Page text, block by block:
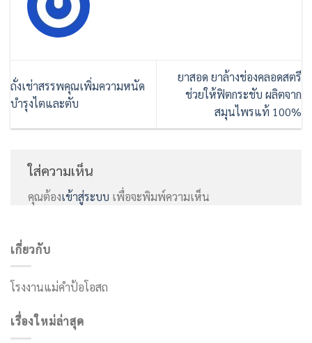
ถั่งเช่าสรรพคุณเพิ่มความหนัด
บำรุงไตและตับ
ยาสอด ยาล้างช่องคลอดสตรี
ช่วยให้ฟิตกระชับ ผลิตจาก
สมุนไพรแท้ 100%
ใส่ความเห็น
คุณต้องเข้าสู่ระบบ เพื่อจะพิมพ์ความเห็น
เกี่ยวกับ
โรงงานแม่คำป้อโอสถ
เรื่องใหม่ล่าสุด